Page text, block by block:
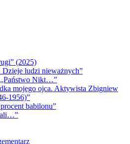
(2025)
Dzieje ludzi nieważnych”
„Państwo Nikt…”
mojego ojca. Aktywista Zbigniew
1956)”
babilonu”